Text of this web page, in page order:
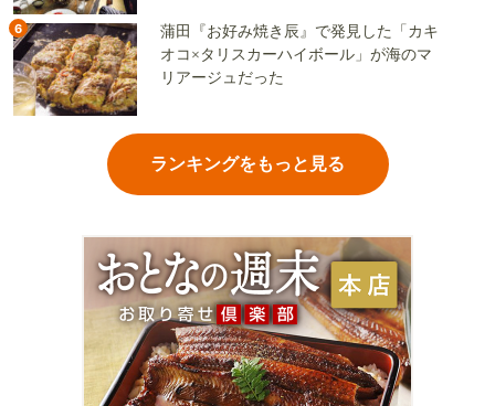
6
蒲田『お好み焼き辰』で発見した「カキ
オコ×タリスカーハイボール」が海のマ
リアージュだった
ランキングをもっと見る